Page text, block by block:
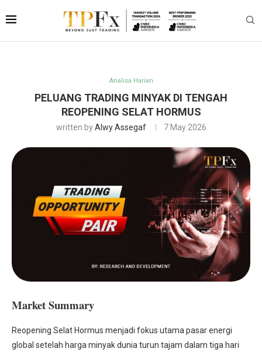
Analisa Harian
PELUANG TRADING MINYAK DI TENGAH
REOPENING SELAT HORMUS
written byAlwy Assegaf 7 May 2026
Market Summary
Reopening Selat Hormus menjadi fokus utama pasar energi
global setelah harga minyak dunia turun tajam dalam tiga hari